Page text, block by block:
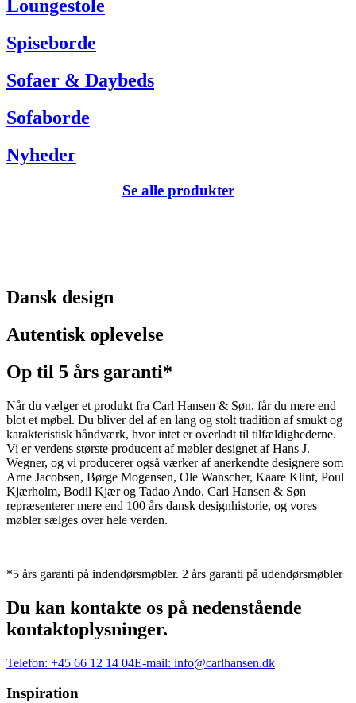
Loungestole
Spiseborde
Sofaer & Daybeds
Sofaborde
Nyheder
Se alle produkter
Dansk design
Autentisk oplevelse
Op til 5 års garanti*
Når du vælger et produkt fra Carl Hansen & Søn, får du mere end
blot et møbel. Du bliver del af en lang og stolt tradition af smukt og
karakteristisk håndværk, hvor intet er overladt til tilfældighederne.
Vi er verdens største producent af møbler designet af Hans J.
Wegner, og vi producerer også værker af anerkendte designere som
Arne Jacobsen, Børge Mogensen, Ole Wanscher, Kaare Klint, Poul
Kjærholm, Bodil Kjær og Tadao Ando. Carl Hansen & Søn
repræsenterer mere end 100 års dansk designhistorie, og vores
møbler sælges over hele verden.
*5 års garanti på indendørsmøbler. 2 års garanti på udendørsmøbler
Du kan kontakte os på nedenstående
kontaktoplysninger.
Telefon: +45 66 12 14 04E-mail: info@carlhansen.dk
Inspiration